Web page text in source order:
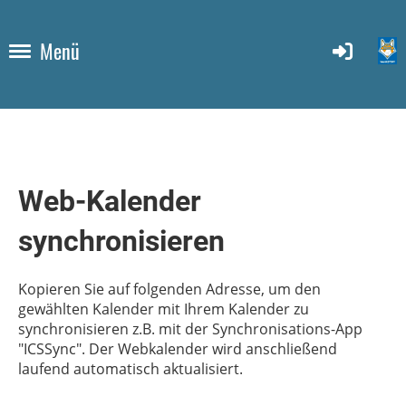
Menü
Web-Kalender
synchronisieren
Kopieren Sie auf folgenden Adresse, um den
gewählten Kalender mit Ihrem Kalender zu
synchronisieren z.B. mit der Synchronisations-App
"ICSSync". Der Webkalender wird anschließend
laufend automatisch aktualisiert.